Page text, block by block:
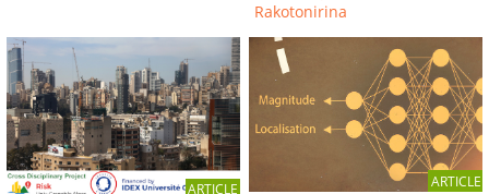
Rakotonirina
ARTICLE
ARTICLE